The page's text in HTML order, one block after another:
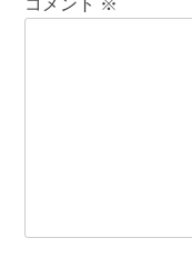
コメント ※